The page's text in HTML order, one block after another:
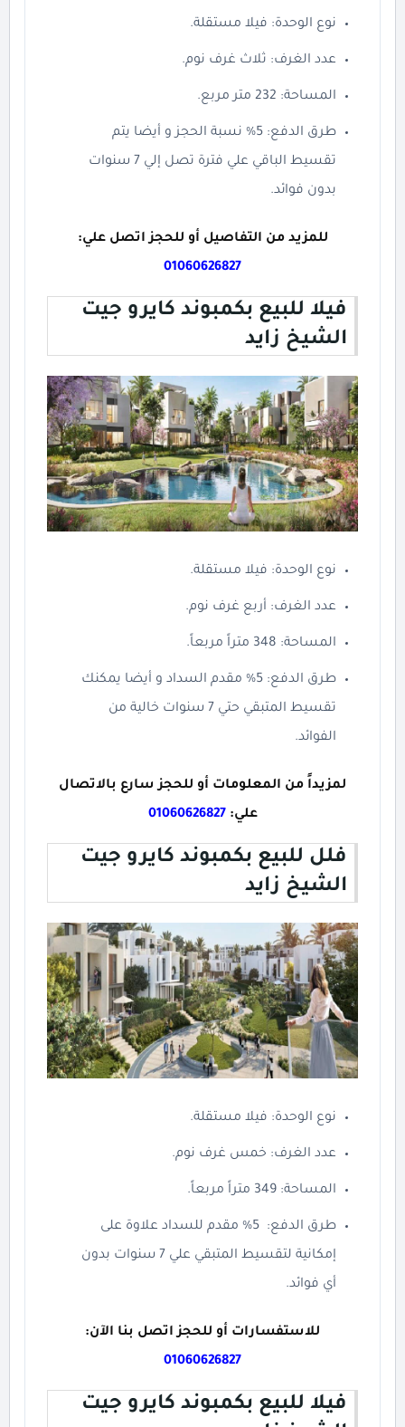
نوع الوحدة: فيلا مستقلة.
عدد الغرف: ثلاث غرف نوم.
المساحة: 232 متر مربع.
طرق الدفع: 5% نسبة الحجز و أيضا يتم
تقسيط الباقي علي فترة تصل إلي 7 سنوات
بدون فوائد.
للمزيد من التفاصيل أو للحجز اتصل علي:
01060626827
فيلا للبيع بكمبوند كايرو جيت
الشيخ زايد
نوع الوحدة: فيلا مستقلة.
عدد الغرف: أربع غرف نوم.
المساحة: 348 متراً مربعاً.
طرق الدفع: 5% مقدم السداد و أيضا يمكنك
تقسيط المتبقي حتي 7 سنوات خالية من
الفوائد.
لمزيداً من المعلومات أو للحجز سارع بالاتصال
علي: 01060626827
فلل للبيع بكمبوند كايرو جيت
الشيخ زايد
نوع الوحدة: فيلا مستقلة.
عدد الغرف: خمس غرف نوم.
المساحة: 349 متراً مربعاً.
طرق الدفع: 5% مقدم للسداد علاوة على
إمكانية لتقسيط المتبقي علي 7 سنوات بدون
أي فوائد.
للاستفسارات أو للحجز اتصل بنا الآن:
01060626827
فيلا للبيع بكمبوند كايرو جيت